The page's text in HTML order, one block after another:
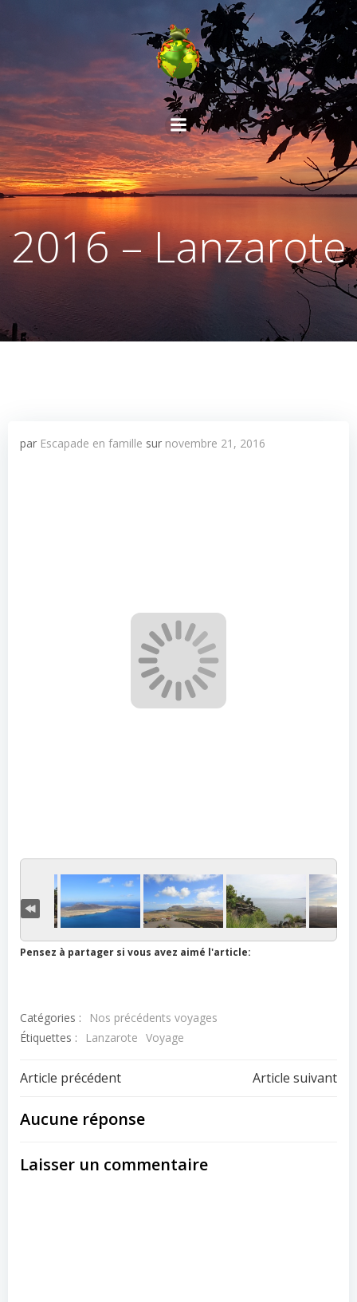
Aller
au
contenu
2016 – Lanzarote
par Escapade en famille sur novembre 21, 2016
Pensez à partager si vous avez aimé l'article:
Catégories :
Nos précédents voyages
Étiquettes :
Lanzarote Voyage
Navigation
de
l’article
Article précédent
Navigation
l’article
Article suivant
Aucune réponse
Laisser un commentaire